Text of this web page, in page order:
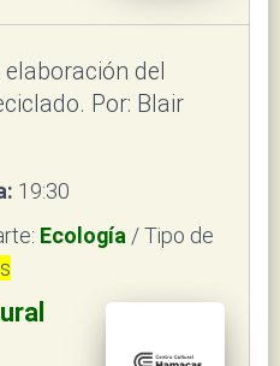
del
Por: Blair
19:30
Ecología / Tipo de